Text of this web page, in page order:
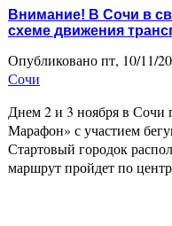
Внимание! В Сочи в
схеме движения
Опубликовано пт, 10/11/
Сочи
Днем 2 и 3 ноября в Сочи
Марафон» с участием
Стартовый городок
маршрут пройдет по